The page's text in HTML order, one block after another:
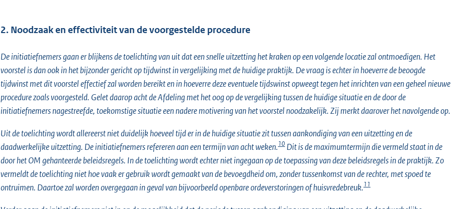
2. Noodzaak en effectiviteit van de voorgestelde procedure
De initiatiefnemers gaan er blijkens de toelichting van uit dat een snelle uitzetting het kraken op een volgende locatie zal ontmoedigen. Het
voorstel is dan ook in het bijzonder gericht op tijdwinst in vergelijking met de huidige praktijk. De vraag is echter in hoeverre de beoogde
tijdwinst met dit voorstel effectief zal worden bereikt en in hoeverre deze eventuele tijdswinst opweegt tegen het inrichten van een geheel nieuwe
procedure zoals voorgesteld. Gelet daarop acht de Afdeling met het oog op de vergelijking tussen de huidige situatie en de door de
initiatiefnemers nagestreefde, toekomstige situatie een nadere motivering van het voorstel noodzakelijk. Zij merkt daarover het navolgende op.
Uit de toelichting wordt allereerst niet duidelijk hoeveel tijd er in de huidige situatie zit tussen aankondiging van een uitzetting en de
daadwerkelijke uitzetting. De initiatiefnemers refereren aan een termijn van acht weken.10 Dit is de maximumtermijn die vermeld staat in de
door het OM gehanteerde beleidsregels. In de toelichting wordt echter niet ingegaan op de toepassing van deze beleidsregels in de praktijk. Zo
vermeldt de toelichting niet hoe vaak er gebruik wordt gemaakt van de bevoegdheid om, zonder tussenkomst van de rechter, met spoed te
ontruimen. Daartoe zal worden overgegaan in geval van bijvoorbeeld openbare ordeverstoringen of huisvredebreuk.11